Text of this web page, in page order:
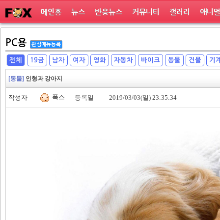
메인홈 뉴스 반응뉴스 커뮤니티 갤러리 애니멀
PC용 관심메뉴등록
전체 19금 남자 여자 영화 자동차 바이크 동물 건물 기
[동물] 인형과 강아지
작성자 폭스 등록일 2019/03/03(일) 23:35:34